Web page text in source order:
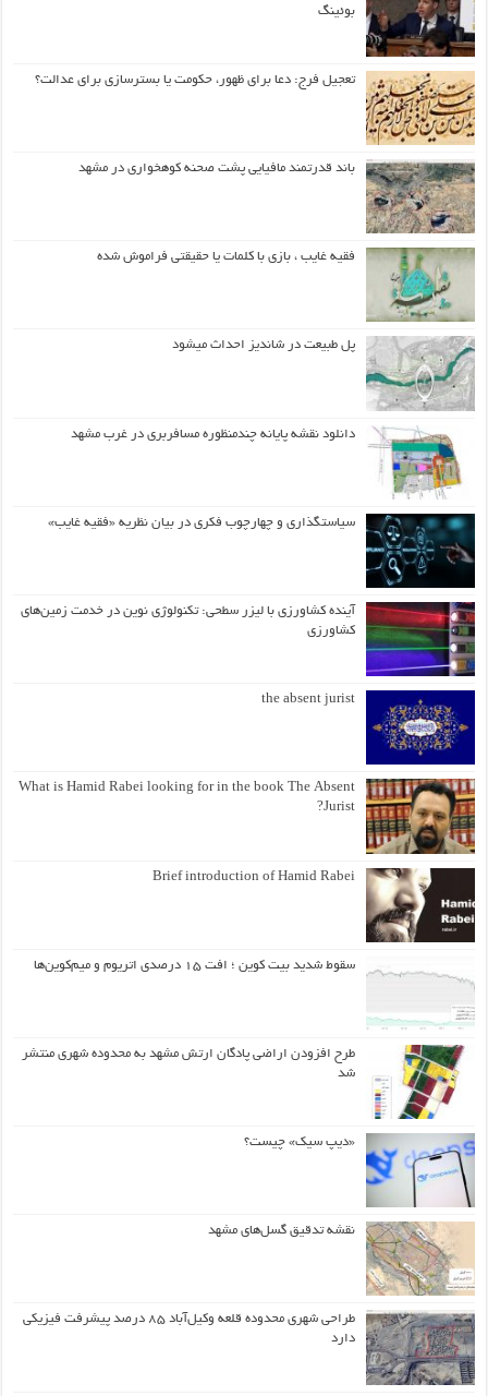
بوئینگ
تعجیل فرج: دعا برای ظهور، حکومت یا بسترسازی برای عدالت؟
باند قدرتمند مافیایی پشت صحنه کوهخواری در مشهد
فقیه غایب ، بازی با کلمات یا حقیقتی فراموش شده
پل طبیعت در شاندیز احداث میشود
دانلود نقشه پایانه چندمنظوره مسافربری در غرب مشهد
سیاستگذاری و چهارچوب فکری در بیان نظریه «فقیه غایب»
آینده کشاورزی با لیزر سطحی: تکنولوژی نوین در خدمت زمین‌های
کشاورزی
the absent jurist
What is Hamid Rabei looking for in the book The Absent
Jurist?
Brief introduction of Hamid Rabei
سقوط شدید بیت کوین ؛ افت ۱۵ درصدی اتریوم و میم‌کوین‌ها
طرح افزودن اراضی پادگان ارتش مشهد به محدوده شهری منتشر
شد
«دیپ سیک» چیست؟
نقشه تدقیق گسل‌های مشهد
طراحی شهری محدوده قلعه وکیل‌آباد ۸۵ درصد پیشرفت فیزیکی
دارد